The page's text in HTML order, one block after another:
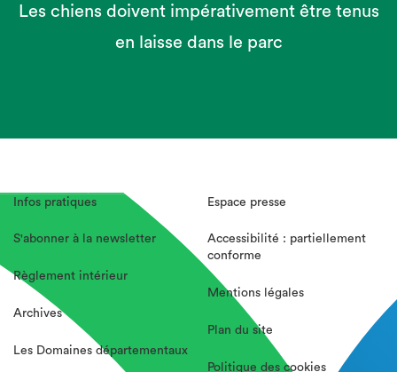
Les chiens doivent impérativement être tenus
en laisse dans le parc
Infos pratiques
S'abonner à la newsletter
Règlement intérieur
Archives
Les Domaines départementaux
Espace presse
Accessibilité : partiellement
conforme
Mentions légales
Plan du site
Politique des cookies